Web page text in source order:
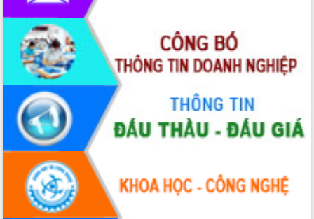
hoạch tỉnh Đắk Lắk thời kỳ 2021-2030,
tầm nhìn đến năm 2050
Nâng cao hiệu quả hoạt động của các
doanh nghiệp nhà nước
Hội nghị triển khai kết nối mạng
truyền số liệu chuyên dùng phục vụ cơ
quan Đảng, Nhà nước
Lễ phát động chuỗi hoạt động chung
tay làm sạch môi trường
Xã Ea Kar bước chuyển mình trong
công tác cải cách hành chính mô hình
mới
UBND tỉnh họp báo định kỳ tháng 4
năm 2026